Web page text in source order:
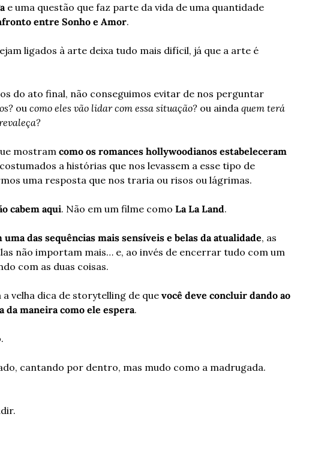
e uma questão que faz parte da vida de uma quantidade
entre Sonho e Amor.
ligados à arte deixa tudo mais difícil, já que a arte é
do ato final, não conseguimos evitar de nos perguntar
ou como eles vão lidar com essa situação? ou ainda quem terá
mostram como os romances hollywoodianos estabeleceram
a histórias que nos levassem a esse tipo de
uma resposta que nos traria ou risos ou lágrimas.
cabem aqui. Não em um filme como La La Land.
uma das sequências mais sensíveis e belas da atualidade, as
não importam mais… e, ao invés de encerrar tudo com um
com as duas coisas.
velha dica de storytelling de que você deve concluir dando ao
da maneira como ele espera.